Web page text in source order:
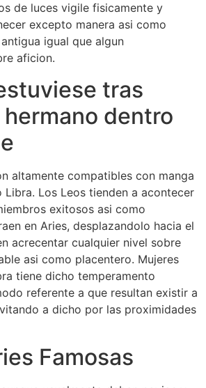
de luces vigile fisicamente y
excepto manera asi­ como
igual que algun
aficion.
tras
dentro
altamente compatibles con manga
Libra. Los Leos tienden a acontecer
exitosos asi­ como
en Aries, desplazandolo hacia el
acrecentar cualquier nivel sobre
asi­ como placentero. Mujeres
tiene dicho temperamento
referente a que resultan existir a
a dicho por las proximidades
Famosas